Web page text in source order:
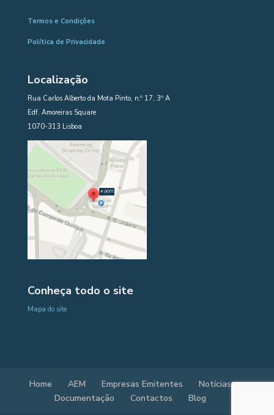
Termos e Condições
Política de Privacidade
Localização
Rua Carlos Alberto da Mota Pinto, n.º 17, 3º A
Edf. Amoreiras Square
1070-313 Lisboa
Conheça todo o site
Mapa do site
Home AEM Empresas Emitentes
Notícias
Documentação
Contactos Blog